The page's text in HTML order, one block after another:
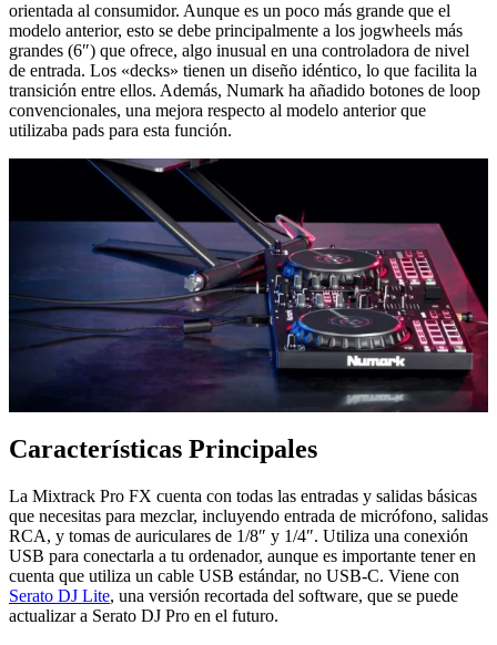
orientada al consumidor. Aunque es un poco más grande que el
modelo anterior, esto se debe principalmente a los jogwheels más
grandes (6″) que ofrece, algo inusual en una controladora de nivel
de entrada. Los «decks» tienen un diseño idéntico, lo que facilita la
transición entre ellos. Además, Numark ha añadido botones de loop
convencionales, una mejora respecto al modelo anterior que
utilizaba pads para esta función.
Características Principales
La Mixtrack Pro FX cuenta con todas las entradas y salidas básicas
que necesitas para mezclar, incluyendo entrada de micrófono, salidas
RCA, y tomas de auriculares de 1/8″ y 1/4″. Utiliza una conexión
USB para conectarla a tu ordenador, aunque es importante tener en
cuenta que utiliza un cable USB estándar, no USB-C. Viene con
Serato DJ Lite, una versión recortada del software, que se puede
actualizar a Serato DJ Pro en el futuro.